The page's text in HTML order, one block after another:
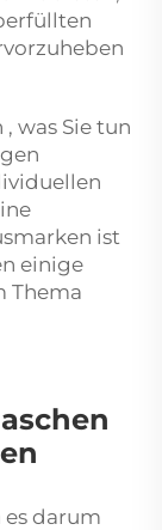
, was Sie tun
ist
einige
Thema
es darum